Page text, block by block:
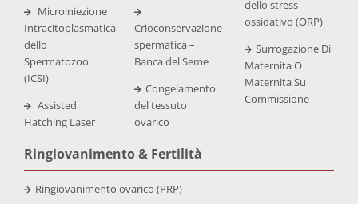
Microiniezione
Intracitoplasmatica
dello
Spermatozoo
(ICSI)
Assisted
Hatching Laser
Crioconservazione
spermatica –
Banca del Seme
Congelamento
del tessuto
ovarico
dello stress
ossidativo (ORP)
Surrogazione Dì
Maternita O
Maternita Su
Commissione
Ringiovanimento & Fertilità
Ringiovanimento ovarico (PRP)